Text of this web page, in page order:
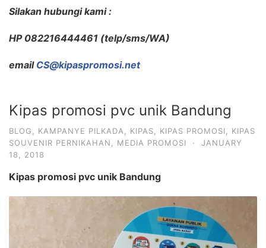
Silakan hubungi kami :
HP 082216444461 (telp/sms/WA)
email CS@kipaspromosi.net
Kipas promosi pvc unik Bandung
BLOG, KAMPANYE PILKADA, KIPAS, KIPAS PROMOSI, KIPAS
SOUVENIR PERNIKAHAN, MEDIA PROMOSI ·
JANUARY
18, 2018
Kipas promosi pvc unik Bandung